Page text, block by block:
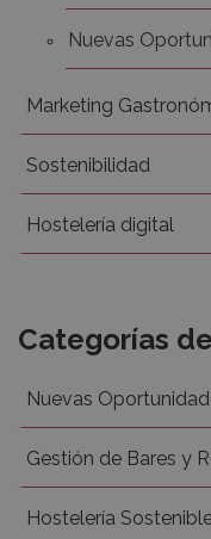
Nuevas
Marketing
Sostenibilidad
Hostelería digital
Categorías
Nuevas
Gestión de Bares y
Hostelería